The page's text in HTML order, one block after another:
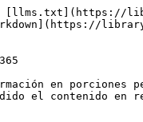
[llms.txt](https://
en
el contenido en